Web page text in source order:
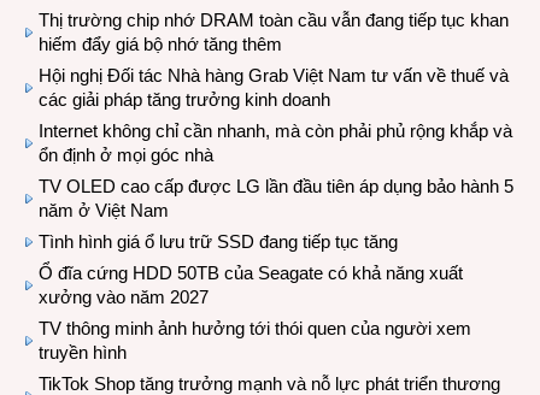
Thị trường chip nhớ DRAM toàn cầu vẫn đang tiếp tục khan
hiếm đẩy giá bộ nhớ tăng thêm
Hội nghị Đối tác Nhà hàng Grab Việt Nam tư vấn về thuế và
các giải pháp tăng trưởng kinh doanh
Internet không chỉ cần nhanh, mà còn phải phủ rộng khắp và
ổn định ở mọi góc nhà
TV OLED cao cấp được LG lần đầu tiên áp dụng bảo hành 5
năm ở Việt Nam
Tình hình giá ổ lưu trữ SSD đang tiếp tục tăng
Ổ đĩa cứng HDD 50TB của Seagate có khả năng xuất
xưởng vào năm 2027
TV thông minh ảnh hưởng tới thói quen của người xem
truyền hình
TikTok Shop tăng trưởng mạnh và nỗ lực phát triển thương